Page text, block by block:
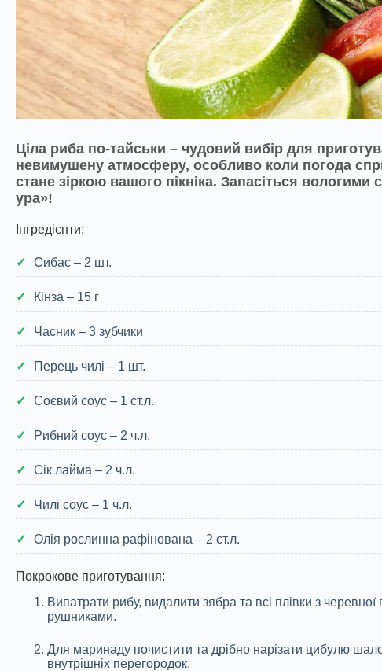
Ціла риба по-тайськи – чудовий вибір для
невимушену атмосферу, особливо коли погода
стане зіркою вашого пікніка. Запасіться
ура»!
Інгредієнти:
Сибас – 2 шт.
Кінза – 15 г
Часник – 3 зубчики
Перець чилі – 1 шт.
Соєвий соус – 1 ст.л.
Рибний соус – 2 ч.л.
Сік лайма – 2 ч.л.
Чилі соус – 1 ч.л.
Олія рослинна рафінована – 2 ст.л.
Покрокове приготування:
Випатрати рибу, видалити зябра та всі плівки з
рушниками.
Для маринаду почистити та дрібно нарізати цибулю
внутрішніх перегородок.